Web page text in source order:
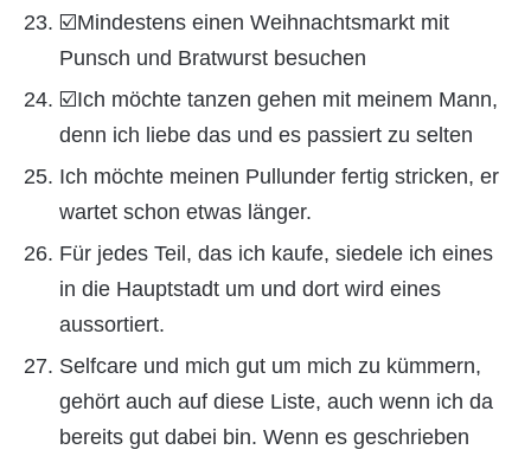
☑️Mindestens einen Weihnachtsmarkt mit
Punsch und Bratwurst besuchen
☑️Ich möchte tanzen gehen mit meinem Mann,
denn ich liebe das und es passiert zu selten
Ich möchte meinen Pullunder fertig stricken, er
wartet schon etwas länger.
Für jedes Teil, das ich kaufe, siedele ich eines
in die Hauptstadt um und dort wird eines
aussortiert.
Selfcare und mich gut um mich zu kümmern,
gehört auch auf diese Liste, auch wenn ich da
bereits gut dabei bin. Wenn es geschrieben